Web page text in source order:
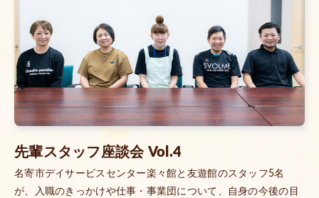
先輩スタッフ座談会 Vol.4
名寄市デイサービスセンター楽々館と友遊館のスタッフ5名
が、入職のきっかけや仕事・事業団について、自身の今後の目